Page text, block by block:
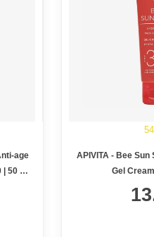
| 50 …
APIVITA - Bee
Gel